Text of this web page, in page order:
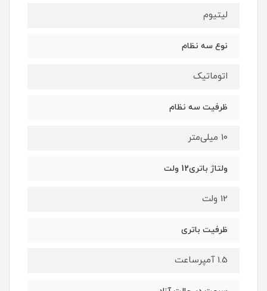
لیتیوم
نوع سه نظام
اتوماتیک
ظرفیت سه نظام
10 میلی‌متر
ولتاژ باتری12 ولت
12 ولت
ظرفیت باتری
1.5 آمپرساعت